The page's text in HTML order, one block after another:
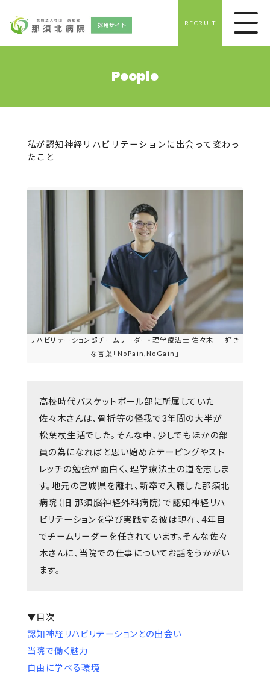
RECRUIT
People
私が認知神経リハビリテーションに出会って変わっ
たこと
リハビリテーション部チームリーダー・理学療法士 佐々木 ｜ 好き
な言葉「NoPain,NoGain」
高校時代バスケットボール部に所属していた
佐々木さんは、骨折等の怪我で3年間の大半が
松葉杖生活でした。そんな中、少しでもほかの部
員の為になればと思い始めたテーピングやスト
レッチの勉強が面白く、理学療法士の道を志しま
す。地元の宮城県を離れ、新卒で入職した那須北
病院（旧 那須脳神経外科病院）で認知神経リハ
ビリテーションを学び実践する彼は現在、4年目
でチームリーダーを任されています。そんな佐々
木さんに、当院での仕事についてお話をうかがい
ます。
▼目次
認知神経リハビリテーションとの出会い
当院で働く魅力
自由に学べる環境